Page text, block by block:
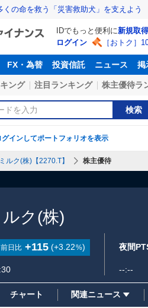
くの命を救う「災害救助犬」を支えよう
IDでもっと便利に新規取得
ログイン
［おトク］
FX・為替 投資信託 ニュース 掲
ング 注目ランキング 株主優待ラ
検索
グインしてポートフォリオを表示
ルク(株)【2270.T】 株主優待
ク(株)
前日比 +115 (+3.22%) 夜間
--:--
チャート 関連ニュース